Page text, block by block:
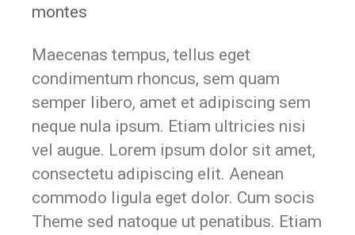
montes
Maecenas tempus, tellus eget
condimentum rhoncus, sem quam
semper libero, amet et adipiscing sem
neque nula ipsum. Etiam ultricies nisi
vel augue. Lorem ipsum dolor sit amet,
consectetu adipiscing elit. Aenean
commodo ligula eget dolor. Cum socis
Theme sed natoque ut penatibus. Etiam